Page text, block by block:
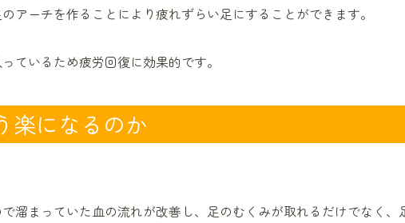
アーチを作ることにより疲れずらい足にすることができます。
ているため疲労回復に効果的です。
楽になるのか
溜まっていた血の流れが改善し、足のむくみが取れるだけでなく、